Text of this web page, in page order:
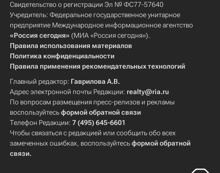
Свидетельство о регистрации Эл № ФС77-57640
Учредитель: Федеральное государственное унитарное
предприятие Международное информационное агентство
«Россия сегодня» (МИА «Россия сегодня»).
Правила использования материалов
Политика конфиденциальности
Правила применения рекомендательных технологий
Главный редактор: Гаврилова А.В.
Адрес электронной почты Редакции: realty@ria.ru
По вопросам размещения пресс-релизов и рекламы
воспользуйтесьформой обратной связи
Телефон Редакции: 7 (495) 645-6601
Чтобы связаться с редакцией или сообщить обо всех
замеченных ошибках, воспользуйтесьформой обратной
связи.